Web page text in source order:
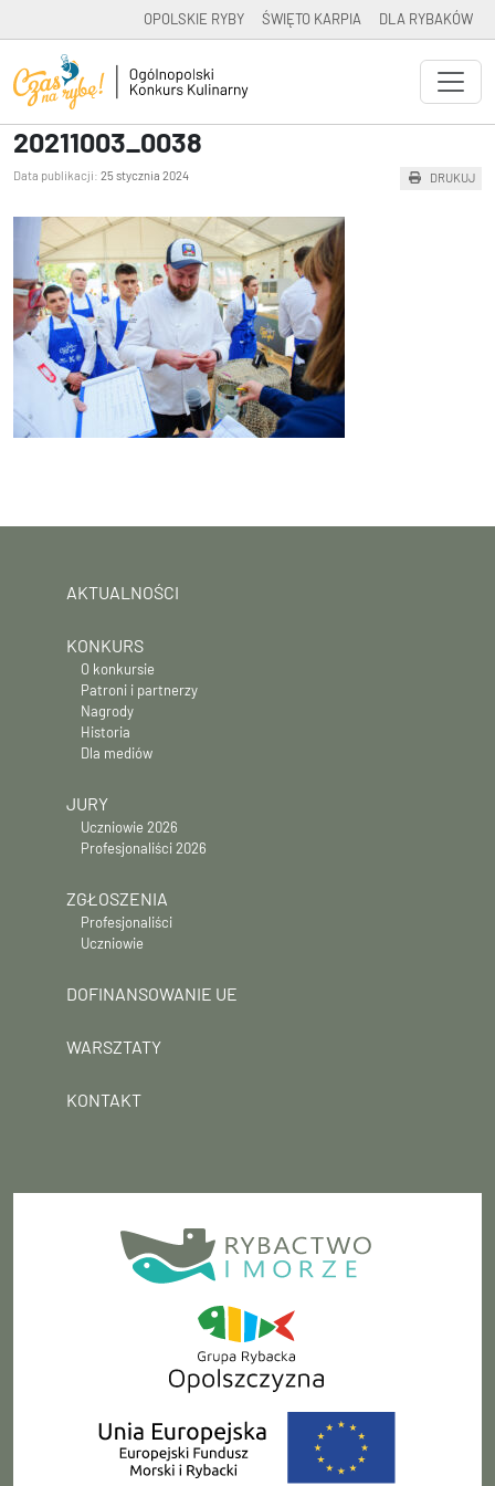
OPOLSKIE RYBY ŚWIĘTO KARPIA DLA RYBAKÓW
20211003_0038
Data publikacji: 25 stycznia 2024 DRUKUJ
AKTUALNOŚCI
KONKURS
O konkursie
Patroni i partnerzy
Nagrody
Historia
Dla mediów
JURY
Uczniowie 2026
Profesjonaliści 2026
ZGŁOSZENIA
Profesjonaliści
Uczniowie
DOFINANSOWANIE UE
WARSZTATY
KONTAKT